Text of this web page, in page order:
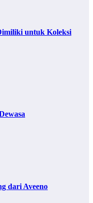
untuk Koleksi
dari Aveeno